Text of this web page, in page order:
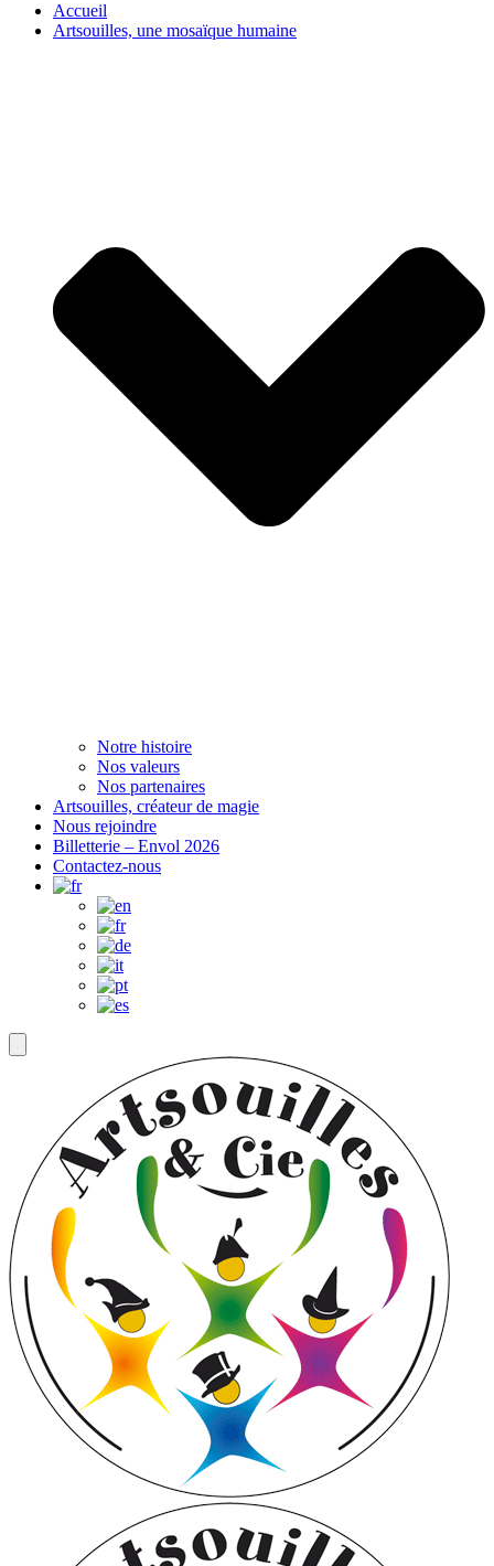
Accueil
Artsouilles, une mosaïque humaine
Notre histoire
Nos valeurs
Nos partenaires
Artsouilles, créateur de magie
Nous rejoindre
Billetterie – Envol 2026
Contactez-nous